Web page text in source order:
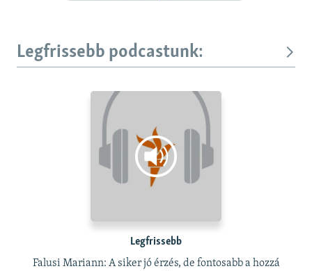
Legfrissebb podcastunk:
Legfrissebb
Falusi Mariann: A siker jó érzés, de fontosabb a hozzá